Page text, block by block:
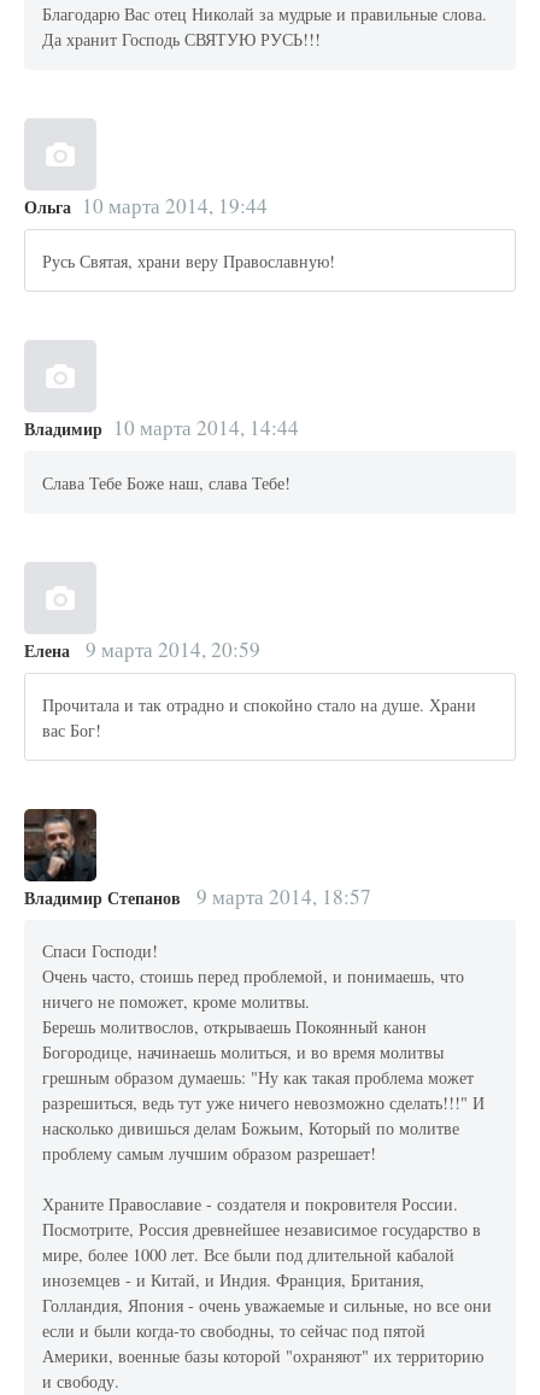
Благодарю Вас отец Николай за мудрые и правильные слова.
Да хранит Господь СВЯТУЮ РУСЬ!!!
Ольга 10 марта 2014, 19:44
Русь Святая, храни веру Православную!
Владимир 10 марта 2014, 14:44
Слава Тебе Боже наш, слава Тебе!
Елена 9 марта 2014, 20:59
Прочитала и так отрадно и спокойно стало на душе. Храни
вас Бог!
Владимир Степанов 9 марта 2014, 18:57
Спаси Господи!
Очень часто, стоишь перед проблемой, и понимаешь, что
ничего не поможет, кроме молитвы.
Берешь молитвослов, открываешь Покоянный канон
Богородице, начинаешь молиться, и во время молитвы
грешным образом думаешь: "Ну как такая проблема может
разрешиться, ведь тут уже ничего невозможно сделать!!!" И
насколько дивишься делам Божьим, Который по молитве
проблему самым лучшим образом разрешает!
Храните Православие - создателя и покровителя России.
Посмотрите, Россия древнейшее независимое государство в
мире, более 1000 лет. Все были под длительной кабалой
иноземцев - и Китай, и Индия. Франция, Британия,
Голландия, Япония - очень уважаемые и сильные, но все они
если и были когда-то свободны, то сейчас под пятой
Америки, военные базы которой "охраняют" их территорию
и свободу.